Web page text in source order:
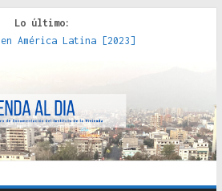
Lo último:
América Latina [2023]
[2022]
latinoamericanas [2020]
una vivienda adecuada [2019]
la Caja del Seguro Obrero en
emblemático [2014]